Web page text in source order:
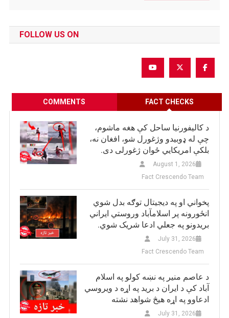
FOLLOW US ON
FACT CHECKS
COMMENTS
د کالیفورنیا ساحل کې هغه ماشوم،
چې له ډوبیدو وژغورل شو، افغان نه،
بلکې امریکایي ځوان ژغورلی دی.
August 1, 2026
Fact Crescendo Team
پخواني او په دیجیتال توګه بدل شوي
انځورونه پر اسلامآباد وروستي ایراني
بريدونو په جعلي ادعا شریک شوي.
July 31, 2026
Fact Crescendo Team
د عاصم منیر په نښه کولو په اسلام
آباد کې د ایران د برید په اړه د ویروسي
ادعاوو په اړه هیڅ شواهد نشته
July 31, 2026